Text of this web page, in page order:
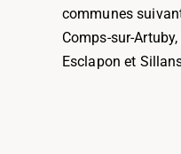
communes
Comps-sur-
Esclapon et